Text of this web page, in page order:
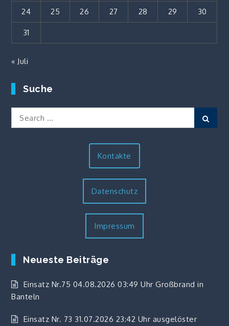
24 25 26 27 28 29 30
31
« Juli
Suche
Search
for:
Kontakte
Datenschutz
Impressum
Neueste Beiträge
Einsatz Nr.75 04.08.2026 03:49 Uhr Großbrand in
Banteln
Einsatz Nr. 73 31.07.2026 23:42 Uhr ausgelöster